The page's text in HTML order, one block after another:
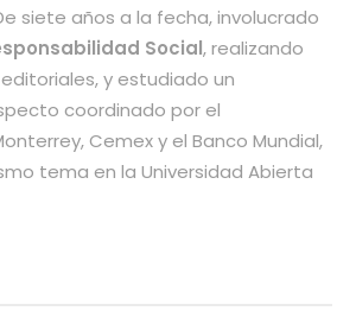
siete años a la fecha, involucrado
Social, realizando
y estudiado un
coordinado por el
Cemex y el Banco Mundial,
tema en la Universidad Abierta